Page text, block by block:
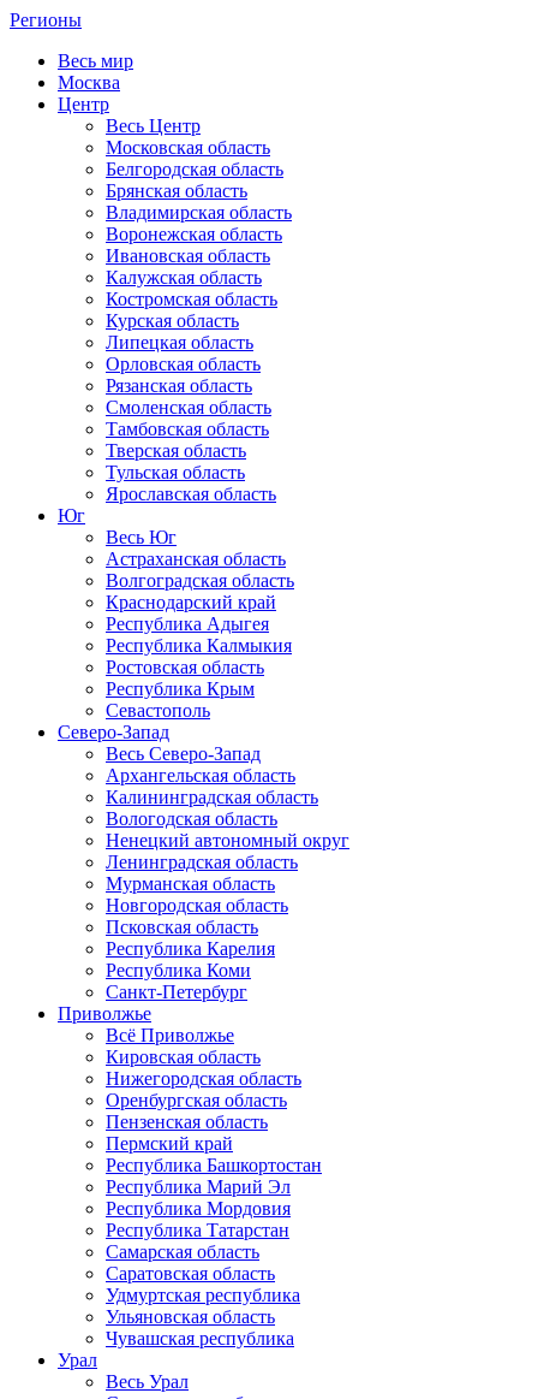
Регионы
Весь мир
Москва
Центр
Весь Центр
Московская область
Белгородская область
Брянская область
Владимирская область
Воронежская область
Ивановская область
Калужская область
Костромская область
Курская область
Липецкая область
Орловская область
Рязанская область
Смоленская область
Тамбовская область
Тверская область
Тульская область
Ярославская область
Юг
Весь Юг
Астраханская область
Волгоградская область
Краснодарский край
Республика Адыгея
Республика Калмыкия
Ростовская область
Республика Крым
Севастополь
Северо-Запад
Весь Северо-Запад
Архангельская область
Калининградская область
Вологодская область
Ненецкий автономный округ
Ленинградская область
Мурманская область
Новгородская область
Псковская область
Республика Карелия
Республика Коми
Санкт-Петербург
Приволжье
Всё Приволжье
Кировская область
Нижегородская область
Оренбургская область
Пензенская область
Пермский край
Республика Башкортостан
Республика Марий Эл
Республика Мордовия
Республика Татарстан
Самарская область
Саратовская область
Удмуртская республика
Ульяновская область
Чувашская республика
Урал
Весь Урал